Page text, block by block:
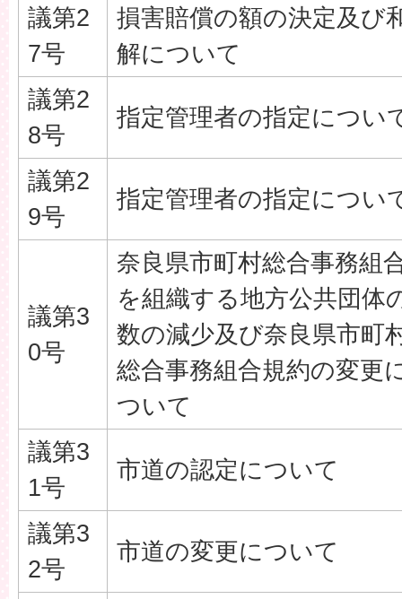
議第2
7号
損害賠償の額の決定及び
解について
議第2
8号
指定管理者の指定につい
議第2
9号
指定管理者の指定につい
議第3
0号
奈良県市町村総合事務組
を組織する地方公共団体
数の減少及び奈良県市町
総合事務組合規約の変更
ついて
議第3
1号
市道の認定について
議第3
2号
市道の変更について